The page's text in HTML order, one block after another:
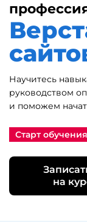
Научитесь
руководством
и поможем
Старт
на